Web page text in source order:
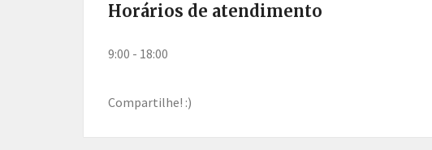
Horários de atendimento
9:00 - 18:00
Compartilhe! :)